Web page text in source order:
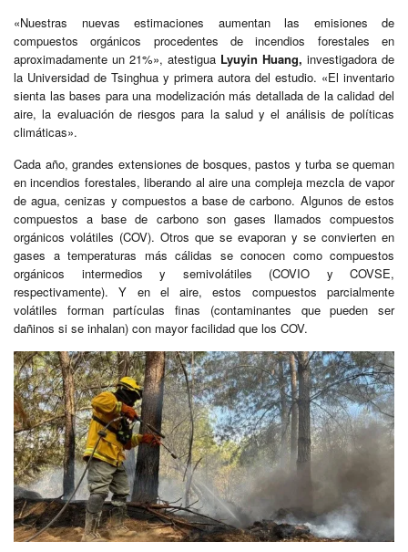
«Nuestras nuevas estimaciones aumentan las emisiones de
compuestos orgánicos procedentes de incendios forestales en
aproximadamente un 21%», atestigua Lyuyin Huang, investigadora de
la Universidad de Tsinghua y primera autora del estudio. «El inventario
sienta las bases para una modelización más detallada de la calidad del
aire, la evaluación de riesgos para la salud y el análisis de políticas
climáticas».
Cada año, grandes extensiones de bosques, pastos y turba se queman
en incendios forestales, liberando al aire una compleja mezcla de vapor
de agua, cenizas y compuestos a base de carbono. Algunos de estos
compuestos a base de carbono son gases llamados compuestos
orgánicos volátiles (COV). Otros que se evaporan y se convierten en
gases a temperaturas más cálidas se conocen como compuestos
orgánicos intermedios y semivolátiles (COVIO y COVSE,
respectivamente). Y en el aire, estos compuestos parcialmente
volátiles forman partículas finas (contaminantes que pueden ser
dañinos si se inhalan) con mayor facilidad que los COV.